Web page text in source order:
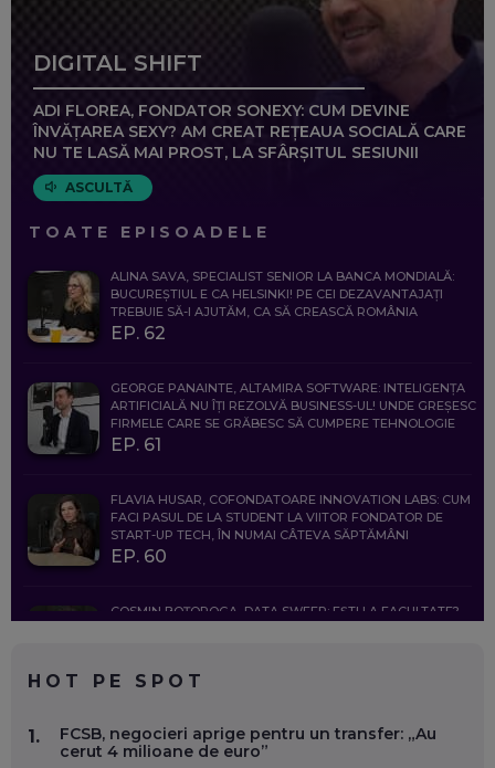
DIGITAL SHIFT
ADI FLOREA, FONDATOR SONEXY: CUM DEVINE
ÎNVĂȚAREA SEXY? AM CREAT REȚEAUA SOCIALĂ CARE
NU TE LASĂ MAI PROST, LA SFÂRȘITUL SESIUNII
ASCULTĂ
TOATE EPISOADELE
ALINA SAVA, SPECIALIST SENIOR LA BANCA MONDIALĂ:
BUCUREȘTIUL E CA HELSINKI! PE CEI DEZAVANTAJAȚI
TREBUIE SĂ-I AJUTĂM, CA SĂ CREASCĂ ROMÂNIA
EP. 62
GEORGE PANAINTE, ALTAMIRA SOFTWARE: INTELIGENȚA
ARTIFICIALĂ NU ÎȚI REZOLVĂ BUSINESS-UL! UNDE GREȘESC
FIRMELE CARE SE GRĂBESC SĂ CUMPERE TEHNOLOGIE
EP. 61
FLAVIA HUSAR, COFONDATOARE INNOVATION LABS: CUM
FACI PASUL DE LA STUDENT LA VIITOR FONDATOR DE
START-UP TECH, ÎN NUMAI CÂTEVA SĂPTĂMÂNI
EP. 60
COSMIN BOȚOROGA, DATA SWEEP: EȘTI LA FACULTATE?
FOLOSEȘTI TEHNOLOGIA CA SĂ FII MAI BUN LA JOB. ȘI CUM
SE VA SCHIMBA MUNCA, ÎN URMĂTORII ANI
HOT PE SPOT
1.
FCSB, negocieri aprige pentru un transfer: „Au
cerut 4 milioane de euro”